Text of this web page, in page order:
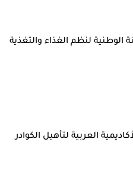
الوطنية لنظم الغذاء والتغذية
العربية لتأهيل الكوادر